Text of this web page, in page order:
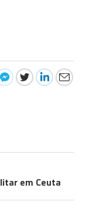
em Ceuta